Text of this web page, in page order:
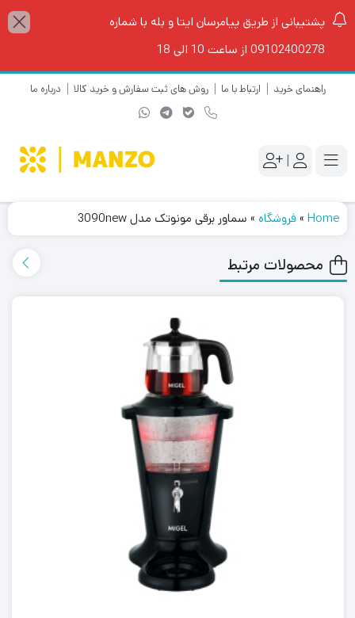
پشتیبانی از طریق پیامرسان ایتا و بله با شماره
09102400278 از ساعت 10 الی 18
راهنمای خرید ارتباط با ما روش های ثبت سفارش و خرید کالا درباره ما
|
Home
»فروشگاه » سماور برقی مونوتک مدل 3090new
محصولات مرتبط